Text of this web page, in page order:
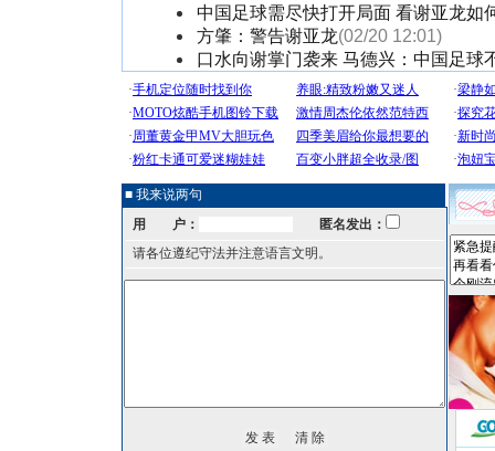
中国足球需尽快打开局面 看谢亚龙如
方肇：警告谢亚龙(02/20 12:01)
口水向谢掌门袭来 马德兴：中国足球
■ 我来说两句
用 户：
匿名发出：
请各位遵纪守法并注意语言文明。